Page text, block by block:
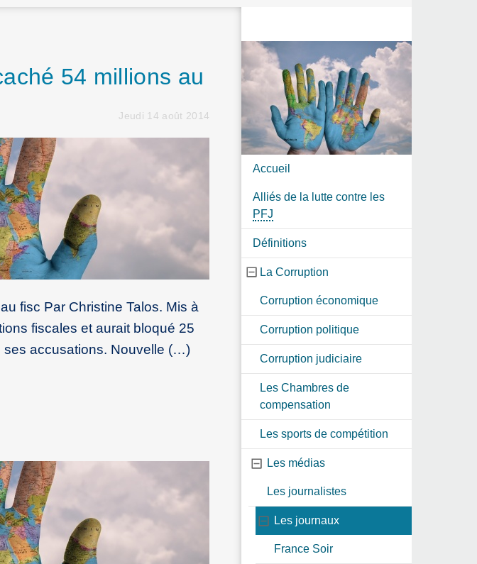
54 millions au
Jeudi 14 août 2014
fisc Par Christine Talos. Mis à
fiscales et aurait bloqué 25
ses accusations. Nouvelle (…)
Accueil
Alliés de la lutte contre les
PFJ
Définitions
La Corruption
Corruption économique
Corruption politique
Corruption judiciaire
Les Chambres de
compensation
Les sports de compétition
Les médias
Les journalistes
Les journaux
France Soir